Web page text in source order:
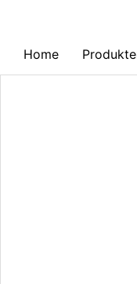
Home